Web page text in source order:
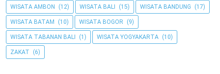
WISATA AMBON (12) WISATA BALI (15) WISATA BANDUNG (17)
WISATA BATAM (10) WISATA BOGOR (9)
WISATA TABANAN BALI (1) WISATA YOGYAKARTA (10)
ZAKAT (6)